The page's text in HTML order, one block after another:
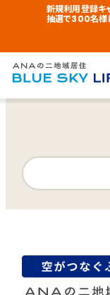
新規利用登録キ
抽選で300名様